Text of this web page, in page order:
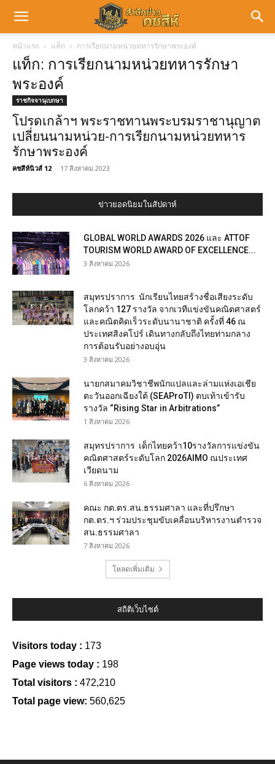
หน้าแรก แท็ก การเรียกนามหน่วยทหารรักษาพระองค์
แท็ก: การเรียกนามหน่วยทหารรักษา
พระองค์
ราชกิจจานุเบกษา
โปรดเกล้าฯ พระราชทานพระบรมราชานุญาต
เปลี่ยนนามหน่วย-การเรียกนามหน่วยทหาร
รักษาพระองค์
คชสีห์นิวส์ 12 - 17 สิงหาคม 2023
ข่าวยอดนิยมในสัปดาห์
GLOBAL WORLD AWARDS 2026 และ ATTOF
TOURISM WORLD AWARD OF EXCELLENCE...
3 สิงหาคม 2026
สมุทรปราการ นักเรียนไทยสร้างชื่อเสียงระดับ
โลกคว้า 127 รางวัล จากเวทีแข่งขันคณิตศาสตร์
และคณิตคิดเร็วระดับนานาชาติ ครั้งที่ 46 ณ
ประเทศสิงคโปร์ เดินทางกลับถึงไทยท่ามกลาง
การต้อนรับอย่างอบอุ่น
3 สิงหาคม 2026
นายกสมาคมวิชาชีพนักแปลและล่ามแห่งเอเชีย
ตะวันออกเฉียงใต้ (SEAProTI) ตบเท้าเข้ารับ
รางวัล “Rising Star in Arbitrations”
1 สิงหาคม 2026
สมุทรปราการ เด็กไทยคว้า10รางวัลการแข่งขัน
คณิตศาสตร์ระดับโลก 2026AIMO ณประเทศ
เวียดนาม
6 สิงหาคม 2026
คณะ กต.ตร.สน.ธรรมศาลา และที่ปรึกษา
กต.ตร.ฯ ร่วมประชุมขับเคลื่อนบริหารงานตำรวจ
สน.ธรรมศาลา
7 สิงหาคม 2026
โหลดเพิ่มเติม
สถิติเว็บไซต์
Visitors today : 173
Page views today : 198
Total visitors : 472,210
Total page view: 560,625